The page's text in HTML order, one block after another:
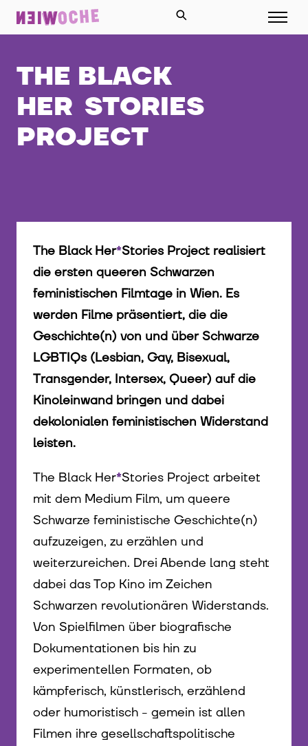
THE BLACK
HER STORIES
PROJECT
The Black Her*Stories Project realisiert
die ersten queeren Schwarzen
feministischen Filmtage in Wien. Es
werden Filme präsentiert, die die
Geschichte(n) von und über Schwarze
LGBTIQs (Lesbian, Gay, Bisexual,
Transgender, Intersex, Queer) auf die
Kinoleinwand bringen und dabei
dekolonialen feministischen Widerstand
leisten.
The Black Her*Stories Project arbeitet
mit dem Medium Film, um queere
Schwarze feministische Geschichte(n)
aufzuzeigen, zu erzählen und
weiterzureichen. Drei Abende lang steht
dabei das Top Kino im Zeichen
Schwarzen revolutionären Widerstands.
Von Spielfilmen über biografische
Dokumentationen bis hin zu
experimentellen Formaten, ob
kämpferisch, künstlerisch, erzählend
oder humoristisch - gemein ist allen
Filmen ihre gesellschaftspolitische